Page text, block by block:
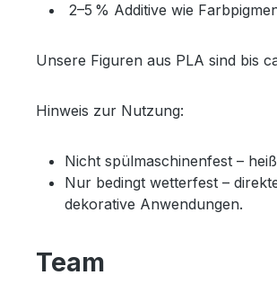
2–5 % Additive wie
Unsere Figuren aus PLA sind bis
Hinweis zur Nutzung:
Nicht spülmaschinenfest –
Nur bedingt wetterfest –
dekorative Anwendungen.
Team